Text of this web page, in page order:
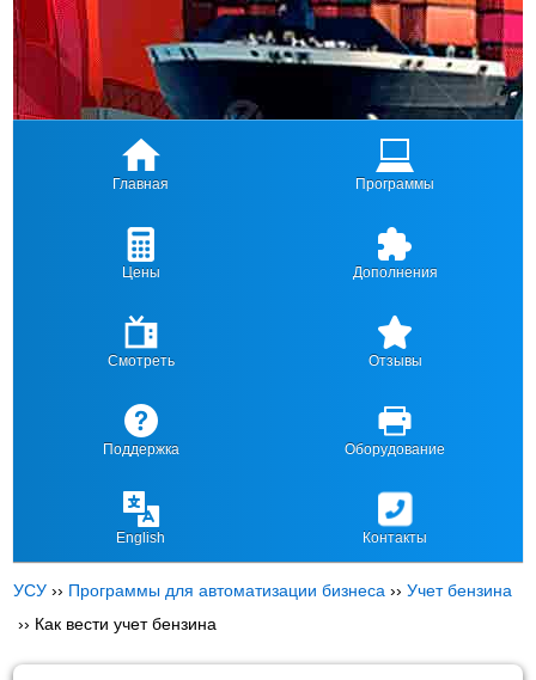
Главная Программы
Цены Дополнения
Смотреть Отзывы
Поддержка Оборудование
English Контакты
УСУ ›› Программы для автоматизации бизнеса ››Учет бензина
›› Как вести учет бензина